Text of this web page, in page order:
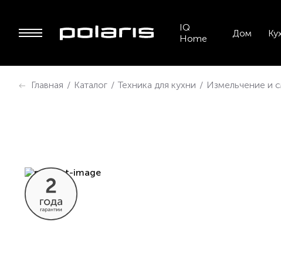
IQ
Home
Дом
Главная / Каталог / Техника для кухни / Измельчение и